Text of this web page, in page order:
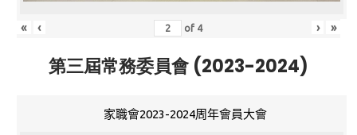
« ‹ of 4 › »
第三屆常務委員會 (2023-2024)
家職會2023-2024周年會員大會